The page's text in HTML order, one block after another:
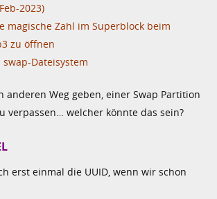
2023)
magische Zahl im Superblock beim
zu öffnen
Dateisystem
anderen Weg geben, einer Swap Partition
verpassen… welcher könnte das sein?
erst einmal die UUID, wenn wir schon